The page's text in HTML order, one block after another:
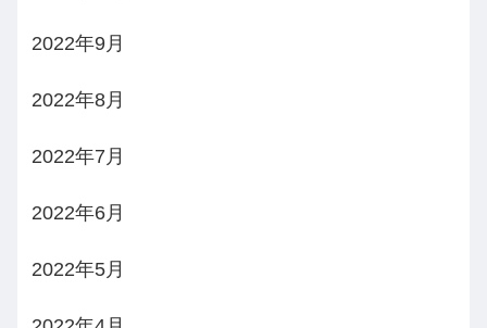
2022年9月
2022年8月
2022年7月
2022年6月
2022年5月